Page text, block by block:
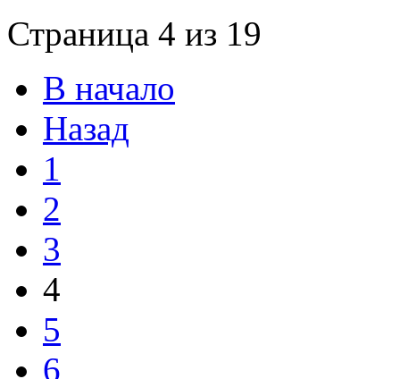
Страница 4 из 19
В начало
Назад
1
2
3
4
5
6